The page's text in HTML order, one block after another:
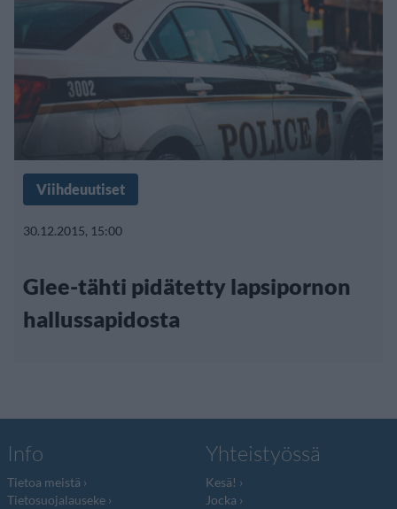
Viihdeuutiset
30.12.2015, 15:00
Glee-tähti pidätetty lapsipornon
hallussapidosta
Info
Tietoa meistä
Tietosuojalauseke
Yhteistyössä
Kesä!
Jocka